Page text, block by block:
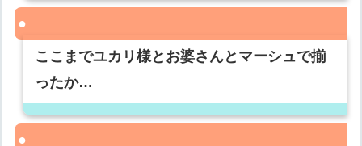
ここまでユカリ様とお婆さんとマーシュで揃
ったか…